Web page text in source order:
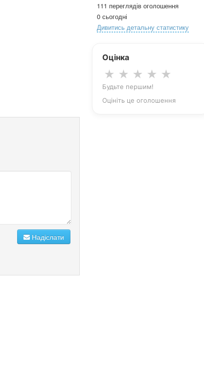
Надіслати
111 переглядів оголошення
0 сьогодні
Дивитись детальну статистику
Оцінка
★ ★ ★ ★ ★
Будьте першим!
Оцініть це оголошення